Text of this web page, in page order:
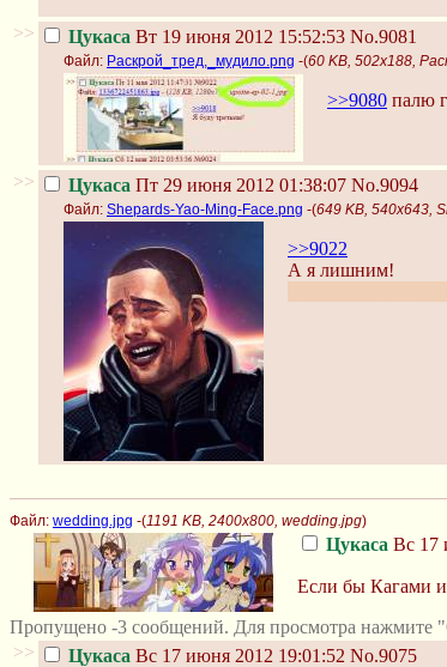
>> Цукаса Вт 19 июня 2012 15:52:53 No.9081
Файл: Раскрой_тред,_мудило.png -(60 KB, 502x188,
>>9080 палю
>> Цукаса Пт 29 июня 2012 01:38:07 No.9094
Файл: Shepards-Yao-Ming-Face.png -(649 KB, 540x643,
>>9022
А я лишним!
Файл: wedding.jpg -(1191 KB, 2400x800, wedding.jpg)
Цукаса Вс 17
Если бы Кагами
Пропущено -3 сообщений. Для просмотра нажмите
>>
Цукаса Вс 17 июня 2012 19:01:52 No.9075